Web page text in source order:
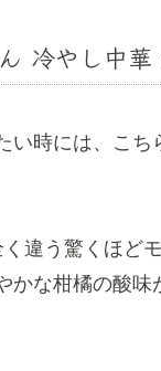
冷やし中華
時には、こ
違う驚くほど
かな柑橘の酸